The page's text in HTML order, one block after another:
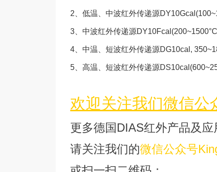
2、 低温、中波红外传递源
3、 中波红外传递源
4、 中温、短波红外传递源DG10cal,
5、 高温、短波红外传递源
欢迎关注我们微信公
更多德国DIAS红外产品及应
请关注我们的微信公众号